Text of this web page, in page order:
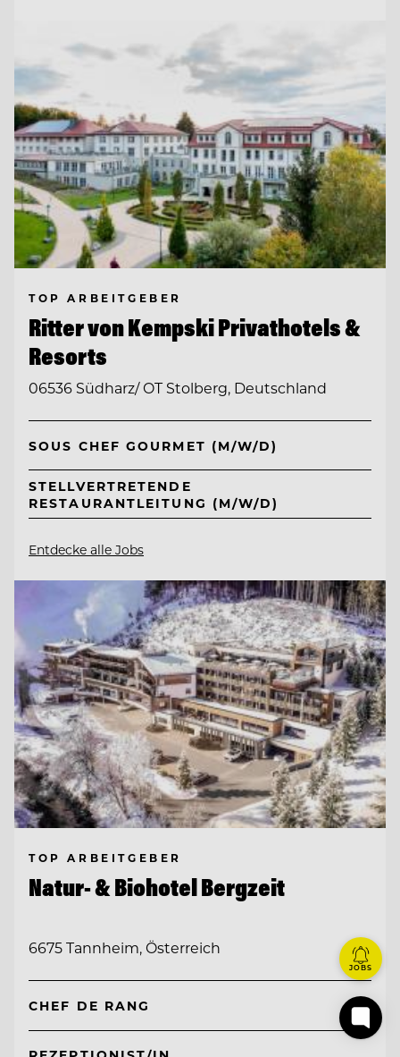
TOP ARBEITGEBER
Ritter von Kempski Privathotels &
Resorts
06536 Südharz/ OT Stolberg, Deutschland
SOUS CHEF GOURMET (M/W/D)
STELLVERTRETENDE
RESTAURANTLEITUNG (M/W/D)
Entdecke alle Jobs
TOP ARBEITGEBER
Natur- & Biohotel Bergzeit
6675 Tannheim, Österreich
CHEF DE RANG
JOBS